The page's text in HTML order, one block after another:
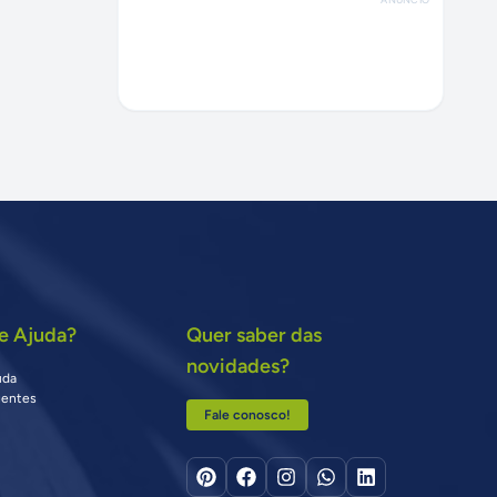
Ajuda?
Quer saber das
novidades?
Fale conosco!